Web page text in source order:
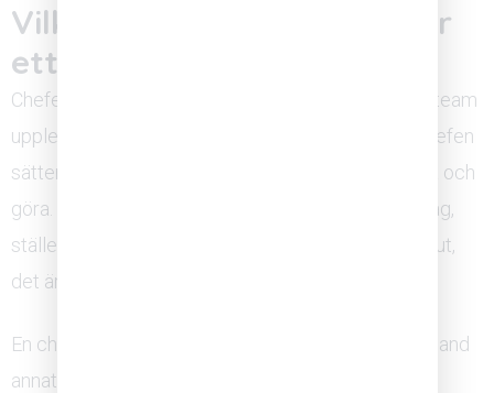
Vilken roll spelar chefen för
ett tryggt teamklimat?
Chefen är den enskilt viktigaste faktorn för om ett team
upplever psykologisk trygghet. Det beror på att chefen
sätter normen för vad som är acceptabelt att säga och
göra. Hur chefen reagerar när någon gör ett misstag,
ställer en obekväm fråga eller ifrågasätter ett beslut,
det är det som formar teamets beteende över tid.
En chef som aktivt bidrar till ett tryggt klimat gör bland
annat följande: